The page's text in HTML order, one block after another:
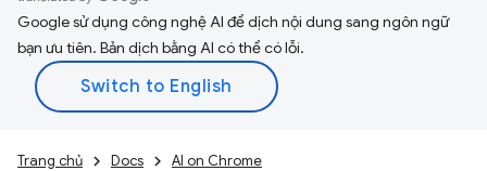
Google sử dụng công nghệ AI để dịch nội dung sang ngôn ngữ
bạn ưu tiên. Bản dịch bằng AI có thể có lỗi.
Trang chủ Docs
AI on Chrome